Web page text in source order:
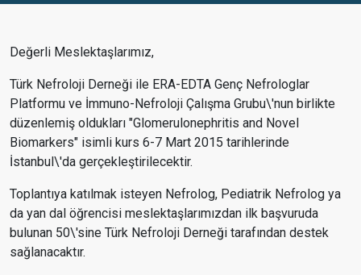
Değerli Meslektaşlarımız,
Türk Nefroloji Derneği ile ERA-EDTA Genç Nefrologlar
Platformu ve İmmuno-Nefroloji Çalışma Grubu\'nun birlikte
düzenlemiş oldukları "Glomerulonephritis and Novel
Biomarkers" isimli kurs 6-7 Mart 2015 tarihlerinde
İstanbul\'da gerçekleştirilecektir.
Toplantıya katılmak isteyen Nefrolog, Pediatrik Nefrolog ya
da yan dal öğrencisi meslektaşlarımızdan ilk başvuruda
bulunan 50\'sine Türk Nefroloji Derneği tarafından destek
sağlanacaktır.